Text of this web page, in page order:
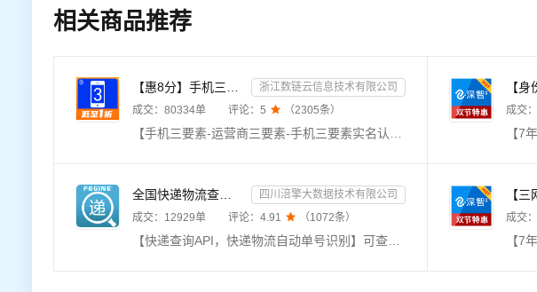
相关商品推荐
浙江数链云信息技术有限公司
成交： 80334单 评论： 5  （2305条）
成交：
四川涪擎大数据技术有限公司
成交： 12929单 评论： 4.91  （1072条）
成交：